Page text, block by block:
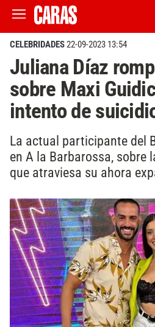
CELEBRIDADES22-09-2023 13:54
Juliana Díaz
sobre Maxi
intento de
La actual participante del
en A la Barbarossa, sobre
que atraviesa su ahora